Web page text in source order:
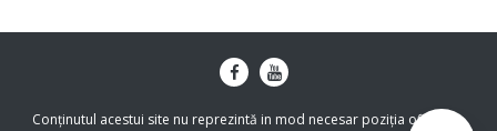
Conținutul acestui site nu reprezintă in mod necesar poziția oficiala a